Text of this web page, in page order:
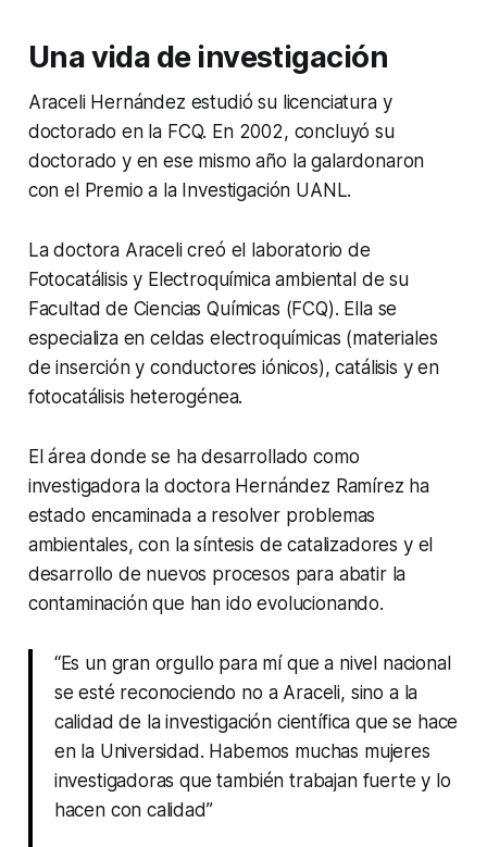
Una vida de investigación
Araceli Hernández estudió su licenciatura y
doctorado en la FCQ. En 2002, concluyó su
doctorado y en ese mismo año la galardonaron
con el Premio a la Investigación UANL.
La doctora Araceli creó el laboratorio de
Fotocatálisis y Electroquímica ambiental de su
Facultad de Ciencias Químicas (FCQ). Ella se
especializa en celdas electroquímicas (materiales
de inserción y conductores iónicos), catálisis y en
fotocatálisis heterogénea.
El área donde se ha desarrollado como
investigadora la doctora Hernández Ramírez ha
estado encaminada a resolver problemas
ambientales, con la síntesis de catalizadores y el
desarrollo de nuevos procesos para abatir la
contaminación que han ido evolucionando.
“Es un gran orgullo para mí que a nivel nacional
se esté reconociendo no a Araceli, sino a la
calidad de la investigación científica que se hace
en la Universidad. Habemos muchas mujeres
investigadoras que también trabajan fuerte y lo
hacen con calidad”